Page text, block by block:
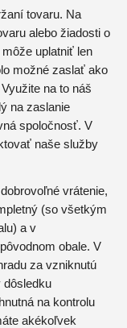
tovaru. Na
alebo žiadosti o
uplatniť len
možné zaslať ako
na to náš
na zaslanie
spoločnosť. V
naše služby
vrátenie,
(so všetkým
a v
obale. V
za vzniknutú
dôsledku
na kontrolu
akékoľvek